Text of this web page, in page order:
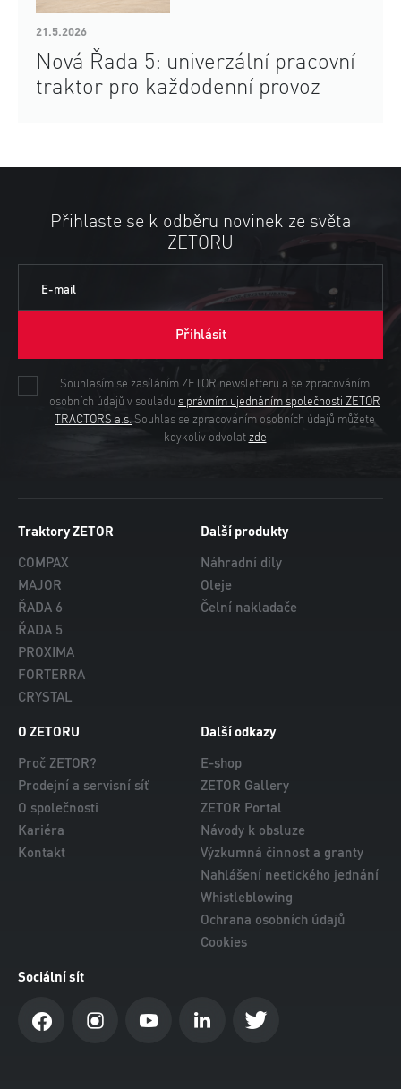
Nová Řada 5: univerzální pracovní
traktor pro každodenní provoz
21.5.2026
Přihlaste se k odběru novinek ze světa
ZETORU
E-mail
Přihlásit
Souhlasím se zasíláním ZETOR newsletteru a se zpracováním
osobních údajů v souladu s právním ujednáním společnosti ZETOR
TRACTORS a.s. Souhlas se zpracováním osobních údajů můžete
kdykoliv odvolat zde
Traktory ZETOR
COMPAX
MAJOR
ŘADA 6
ŘADA 5
PROXIMA
FORTERRA
CRYSTAL
Další produkty
Náhradní díly
Oleje
Čelní nakladače
O ZETORU
Proč ZETOR?
Prodejní a servisní síť
O společnosti
Kariéra
Kontakt
Další odkazy
E-shop
ZETOR Gallery
ZETOR Portal
Návody k obsluze
Výzkumná činnost a granty
Nahlášení neetického jednání
Whistleblowing
Ochrana osobních údajů
Cookies
Sociální sít